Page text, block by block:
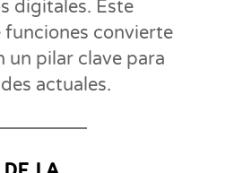
digitales. Este
funciones convierte
un pilar clave para
actuales.